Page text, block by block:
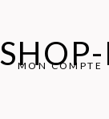
MON COMPTE